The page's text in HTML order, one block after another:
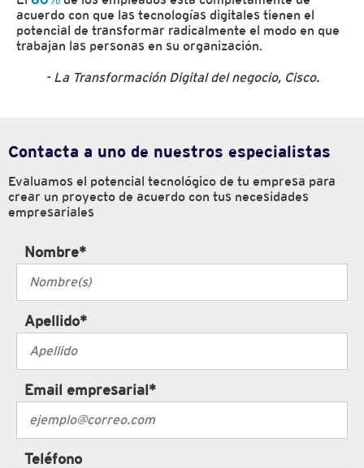
acuerdo con que las tecnologías digitales tienen el
potencial de transformar radicalmente el modo en que
trabajan las personas en su organización.
- La Transformación Digital del negocio, Cisco.
Contacta a uno de nuestros especialistas
Evaluamos el potencial tecnológico de tu empresa para
crear un proyecto de acuerdo con tus necesidades
empresariales
Nombre*
Apellido*
Email empresarial*
Teléfono